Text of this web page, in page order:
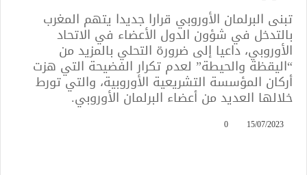
تبنى البرلمان الأوروبي قرارا جديدا يتهم المغرب
بالتدخل في شؤون الدول الأعضاء في الاتحاد
الأوروبي، داعيا إلى ضرورة التحلي بالمزيد من
“اليقظة والحيطة” لعدم تكرار الفضيحة التي هزت
أركان المؤسسة التشريعية الأوروبية، والتي تورط
خلالها العديد من أعضاء البرلمان الأوروبي.
15/07/2023
0